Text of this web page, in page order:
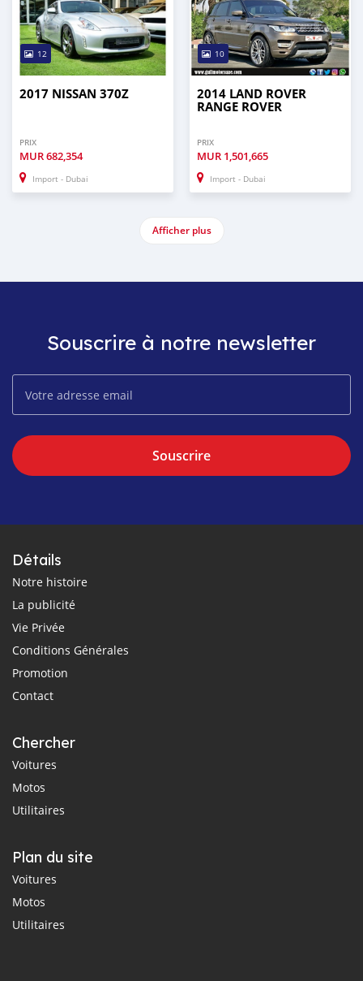
12
2017 NISSAN 370Z
PRIX
MUR682,354
Import - Dubai
10
2014 LAND ROVER
RANGE ROVER
PRIX
MUR 1,501,665
Import - Dubai
Afficher plus
Souscrire à notre newsletter
Souscrire
Détails
Notre histoire
La publicité
Vie Privée
Conditions Générales
Promotion
Contact
Chercher
Voitures
Motos
Utilitaires
Plan du site
Voitures
Motos
Utilitaires